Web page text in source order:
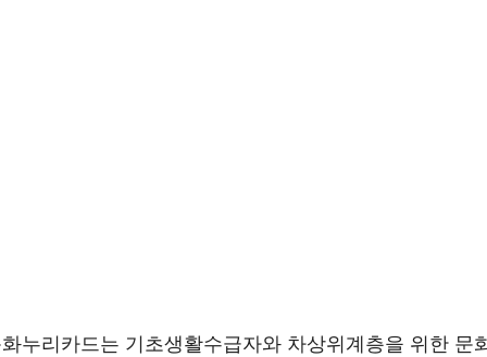
누리카드는 기초생활수급자와 차상위계층을 위한 문